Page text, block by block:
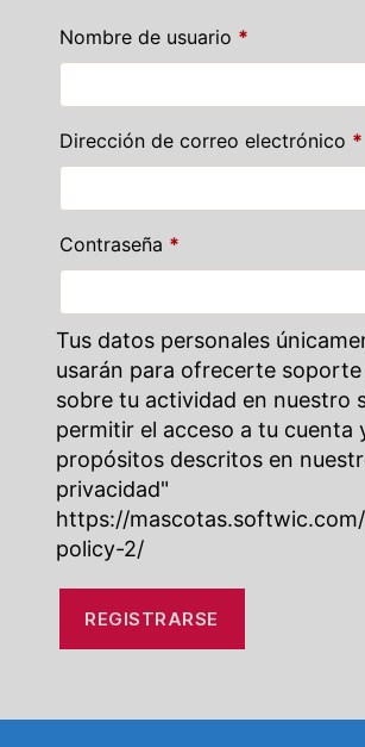
Nombre de usuario *Obligatorio
Dirección de correo electrónico *
Contraseña *Obligatorio
Tus datos personales
usarán para ofrecerte
sobre tu actividad en nuestro
permitir el acceso a tu cuenta
propósitos descritos en
privacidad"
https://
policy-2/
REGISTRARSE